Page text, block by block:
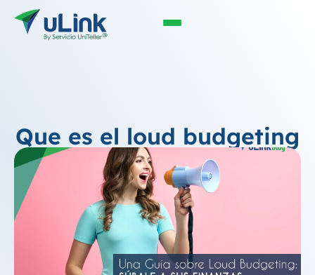
Que es el loud budgeting